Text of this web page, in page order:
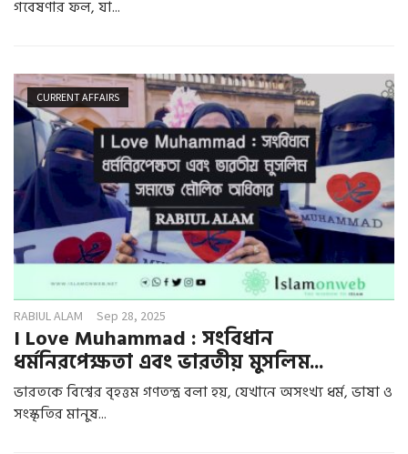
গবেষণার ফল, যা...
CURRENT AFFAIRS
RABIUL ALAM Sep 28, 2025
I Love Muhammad : সংবিধান
ধর্মনিরপেক্ষতা এবং ভারতীয় মুসলিম...
ভারতকে বিশ্বের বৃহত্তম গণতন্ত্র বলা হয়, যেখানে অসংখ্য ধর্ম, ভাষা ও
সংস্কৃতির মানুষ...